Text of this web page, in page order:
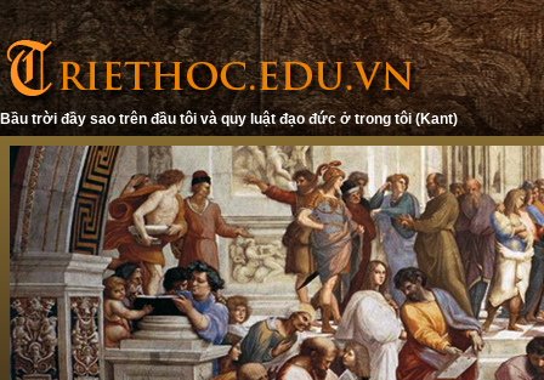
Bầu trời đầy sao trên đầu tôi và quy luật đạo đức ở trong tôi (Kant)